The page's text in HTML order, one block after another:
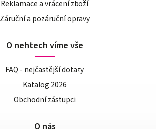
Reklamace a vrácení zboží
Záruční a pozáruční opravy
O nehtech víme vše
FAQ - nejčastější dotazy
Katalog 2026
Obchodní zástupci
O nás